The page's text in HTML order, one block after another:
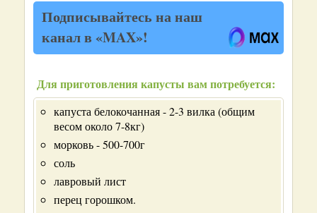
Подписывайтесь на наш
канал в «MAX»!
Для приготовления капусты вам потребуется:
капуста белокочанная - 2-3 вилка (общим
весом около 7-8кг)
морковь - 500-700г
соль
лавровый лист
перец горошком.